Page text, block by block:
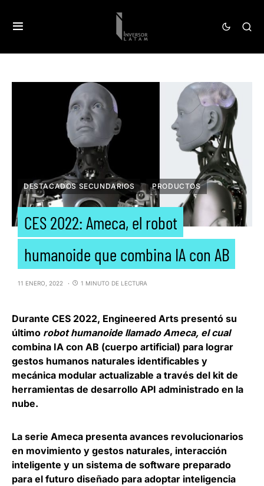
DESTACADOS SECUNDARIOS PRODUCTOS
CES 2022: Ameca, el robot
humanoide que combina IA con AB
11 ENERO, 2022 1 MINUTO DE LECTURA
Durante CES 2022, Engineered Arts presentó su
último robot humanoide llamadoAmeca, el cual
combina IA con AB (cuerpo artificial) para lograr
gestos humanos naturales identificables y
mecánica modular actualizable a través del kit de
herramientas de desarrollo API administrado en la
nube.
La serie Ameca presenta avances revolucionarios
en movimiento y gestos naturales, interacción
inteligente y un sistema de software preparado
para el futuro diseñado para adoptar inteligencia